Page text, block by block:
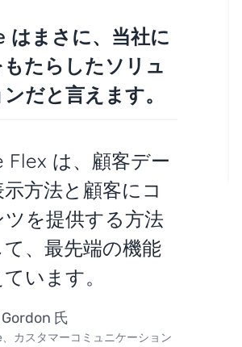
はまさに、当社に
たらしたソリュ
だと言えます。
Flex は、顧客デー
方法と顧客にコ
ツを提供する方法
、最先端の機能
います。
氏
カスタマーコミュニケーション